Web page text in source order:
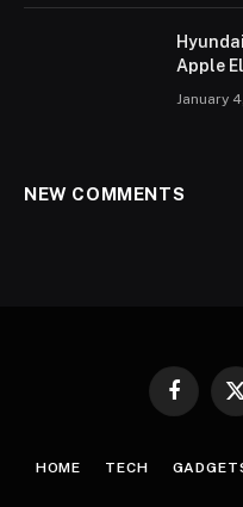
Apple
January
NEW COMMENTS
Facebook
HOME TECH